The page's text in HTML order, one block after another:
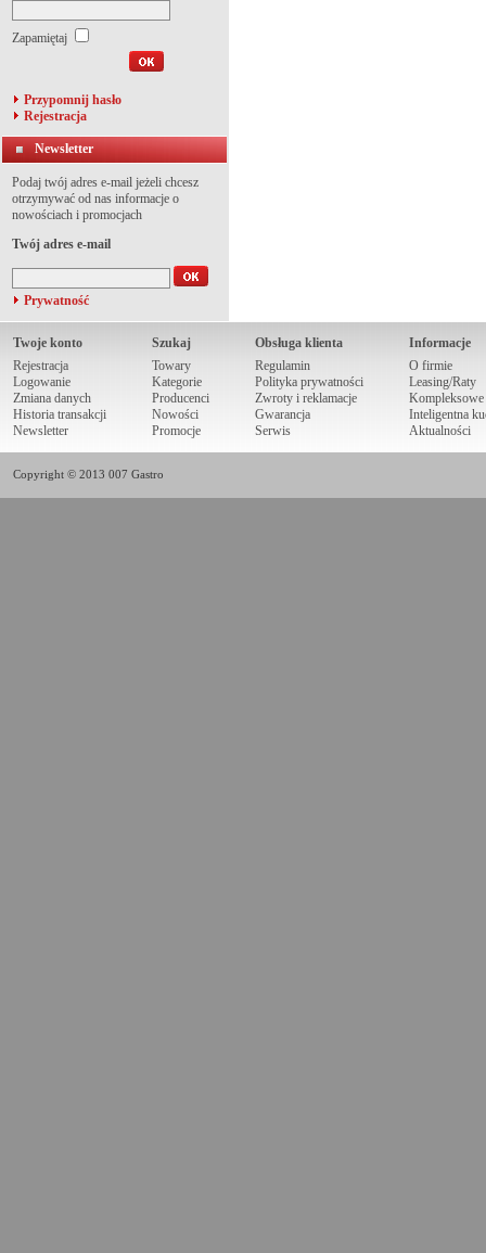
Zapamiętaj
Przypomnij hasło
Rejestracja
Newsletter
Podaj twój adres e-mail jeżeli chcesz
otrzymywać od nas informacje o
nowościach i promocjach
Twój adres e-mail
Prywatność
Twoje konto
Rejestracja
Logowanie
Zmiana danych
Historia transakcji
Newsletter
Szukaj
Towary
Kategorie
Producenci
Nowości
Promocje
Obsługa klienta
Regulamin
Polityka prywatności
Zwroty i reklamacje
Gwarancja
Serwis
Informacje
O firmie
Leasing/Raty
Kompleksowe
Inteligentna
Aktualności
Copyright © 2013 007 Gastro